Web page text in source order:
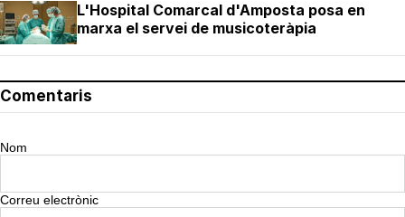
L'Hospital Comarcal d'Amposta posa en
marxa el servei de musicoteràpia
Comentaris
Nom
Correu electrònic